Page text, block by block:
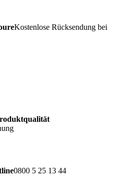
Kostenlose Rücksendung bei
0800 5 25 13 44